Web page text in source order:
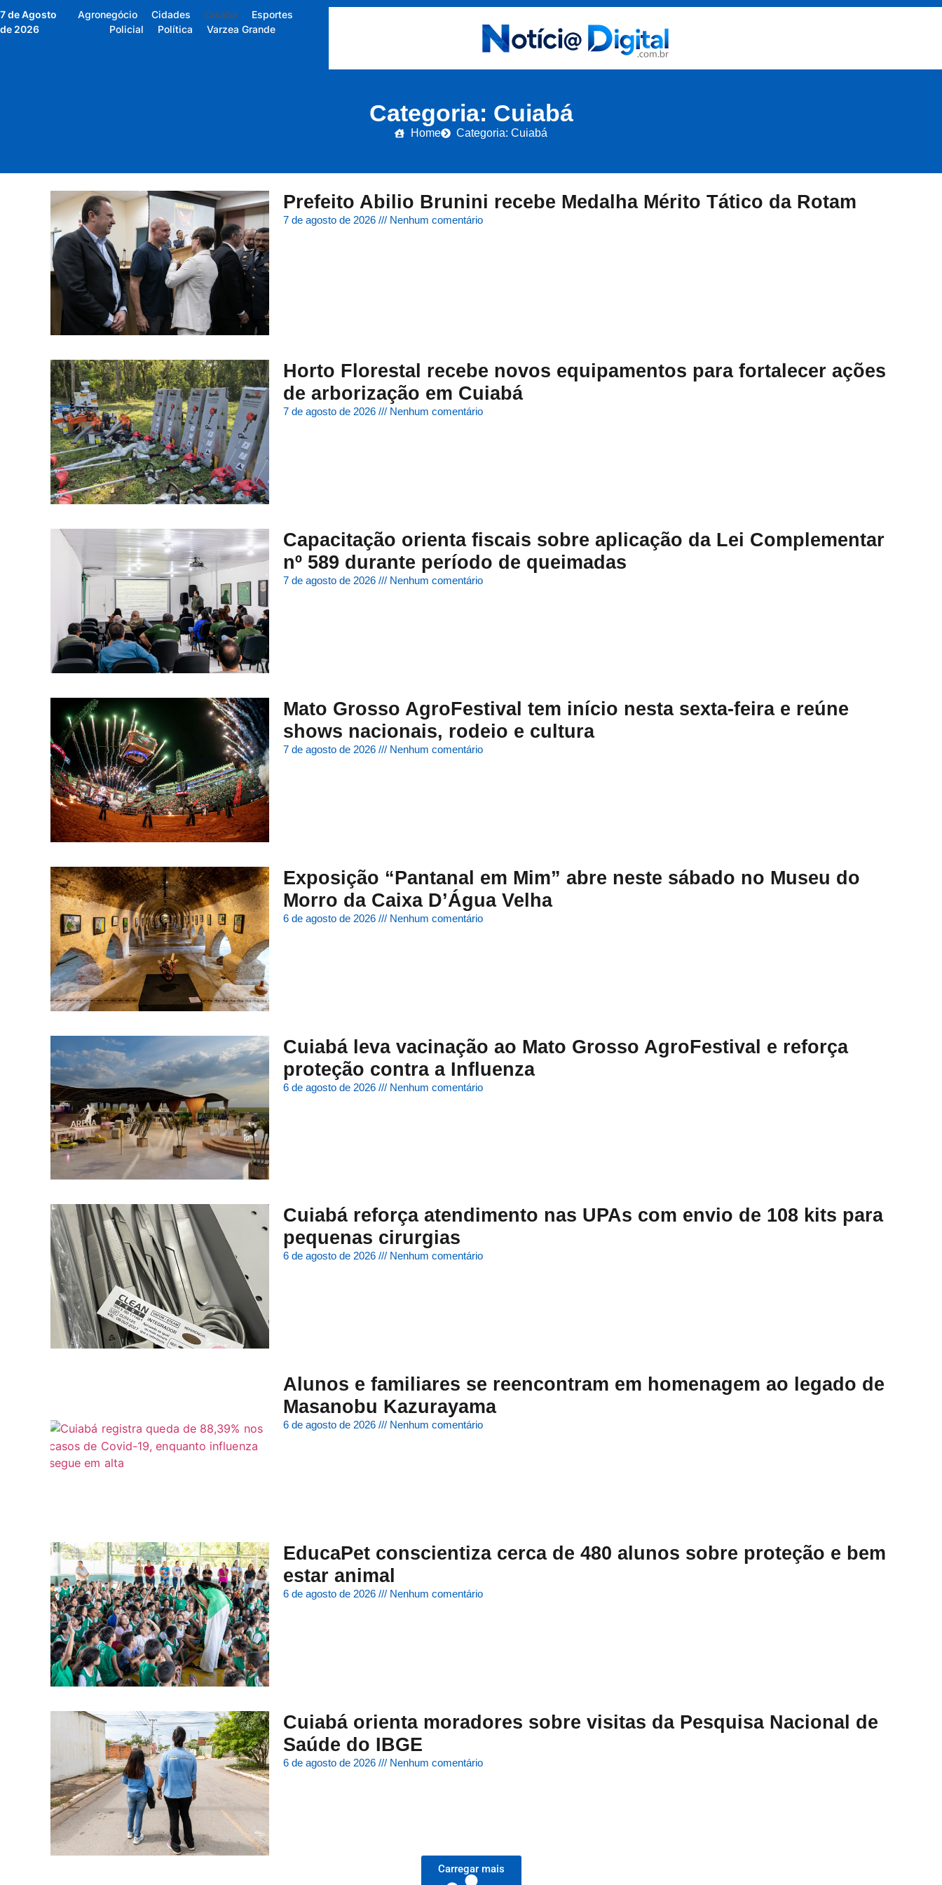
7 de Agosto
de 2026
Agronegócio Cidades Cuiabá
Esportes
Policial
Política Varzea Grande
Categoria: Cuiabá
Home Categoria: Cuiabá
Prefeito Abilio Brunini recebe Medalha Mérito Tático da Rotam
7 de agosto de 2026 Nenhum comentário
Horto Florestal recebe novos equipamentos para fortalecer ações
de arborização em Cuiabá
7 de agosto de 2026 Nenhum comentário
Capacitação orienta fiscais sobre aplicação da Lei Complementar
nº 589 durante período de queimadas
7 de agosto de 2026 Nenhum comentário
Mato Grosso AgroFestival tem início nesta sexta-feira e reúne
shows nacionais, rodeio e cultura
7 de agosto de 2026 Nenhum comentário
Exposição “Pantanal em Mim” abre neste sábado no Museu do
Morro da Caixa D’Água Velha
6 de agosto de 2026 Nenhum comentário
Cuiabá leva vacinação ao Mato Grosso AgroFestival e reforça
proteção contra a Influenza
6 de agosto de 2026 Nenhum comentário
Cuiabá reforça atendimento nas UPAs com envio de 108 kits para
pequenas cirurgias
6 de agosto de 2026 Nenhum comentário
Alunos e familiares se reencontram em homenagem ao legado de
Masanobu Kazurayama
6 de agosto de 2026 Nenhum comentário
EducaPet conscientiza cerca de 480 alunos sobre proteção e bem
estar animal
6 de agosto de 2026 Nenhum comentário
Cuiabá orienta moradores sobre visitas da Pesquisa Nacional de
Saúde do IBGE
6 de agosto de 2026 Nenhum comentário
Carregar mais